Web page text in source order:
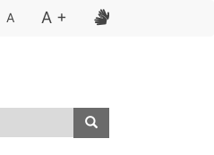
A A +